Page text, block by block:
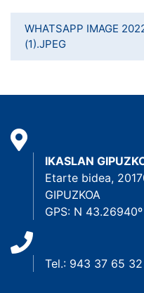
WHATSAPP IMAGE
(1).JPEG
IKASLAN
Etarte bidea,
GIPUZKOA
GPS: N
Tel.: 943 37 65 32